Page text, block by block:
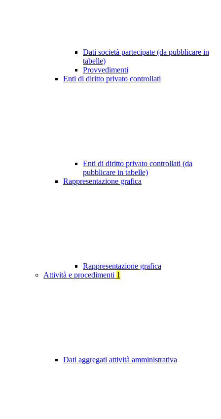
Dati società partecipate (da pubblicare in
tabelle)
Provvedimenti
Enti di diritto privato controllati
Enti di diritto privato controllati (da
pubblicare in tabelle)
Rappresentazione grafica
Rappresentazione grafica
Attività e procedimenti 1
Dati aggregati attività amministrativa